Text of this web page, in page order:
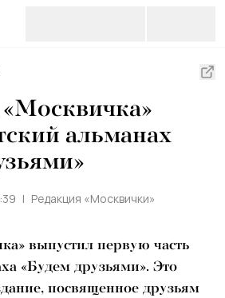
альманах
Редакция «Москвички»
выпустил первую часть
«Будем друзьями». Это
посвященное друзьям